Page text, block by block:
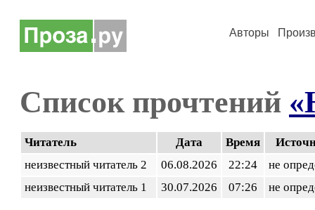
Авторы
Список прочтений
Читатель Дата Время
неизвестный читатель 2
06.08.2026 22:24
не
неизвестный читатель 1
30.07.2026 07:26 не